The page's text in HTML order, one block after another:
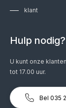
klant
Hulp nodig?
U kunt onze
tot 17.00 uur.
Bel 035